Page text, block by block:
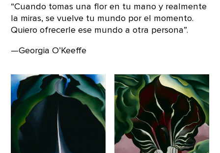
“Cuando tomas una flor en tu mano y realmente
la miras, se vuelve tu mundo por el momento.
Quiero ofrecerle ese mundo a otra persona”.
—Georgia O’Keeffe